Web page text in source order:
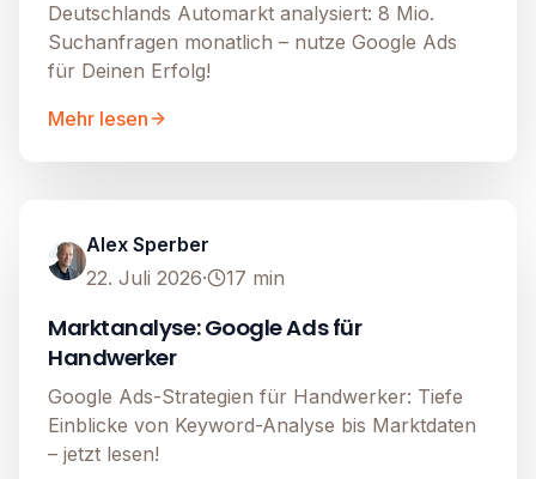
Deutschlands Automarkt analysiert: 8 Mio.
Suchanfragen monatlich – nutze Google Ads
für Deinen Erfolg!
Mehr lesen
Alex Sperber
22. Juli 2026· 17 min
Marktanalyse: Google Ads für
Handwerker
Google Ads-Strategien für Handwerker: Tiefe
Einblicke von Keyword-Analyse bis Marktdaten
– jetzt lesen!